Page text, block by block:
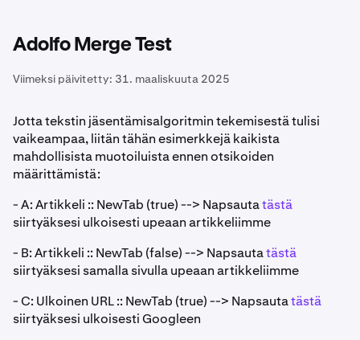
Adolfo Merge Test
Viimeksi päivitetty: 31. maaliskuuta 2025
Jotta tekstin jäsentämisalgoritmin tekemisestä tulisi
vaikeampaa, liitän tähän esimerkkejä kaikista
mahdollisista muotoiluista ennen otsikoiden
määrittämistä:
- A: Artikkeli :: NewTab (true) --> Napsautatästä
siirtyäksesi ulkoisesti upeaan artikkeliimme
- B: Artikkeli :: NewTab (false) --> Napsautatästä
siirtyäksesi samalla sivulla upeaan artikkeliimme
- C: Ulkoinen URL :: NewTab (true) --> Napsautatästä
siirtyäksesi ulkoisesti Googleen